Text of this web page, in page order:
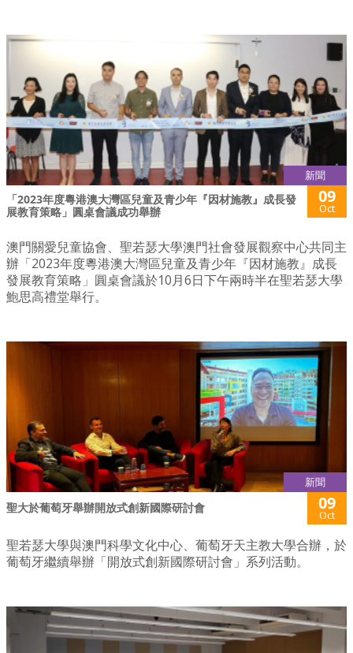
新聞
「2023年度粵港澳大灣區兒童及青少年『因材施教』成長發
展教育策略」圓桌會議成功舉辦
09
Oct
澳門關愛兒童協會、聖若瑟大學澳門社會發展觀察中心共同主
辦「2023年度粵港澳大灣區兒童及青少年『因材施教』成長
發展教育策略」圓桌會議於10月6日下午兩時半在聖若瑟大學
鮑思高禮堂舉行。
新聞
聖大於葡萄牙舉辦開放式創新國際研討會 09
Oct
聖若瑟大學與澳門科學文化中心、葡萄牙天主教大學合辦，於
葡萄牙繼續舉辦「開放式創新國際研討會」系列活動。